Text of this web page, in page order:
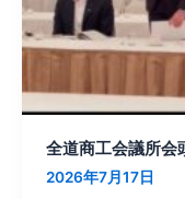
全道商工会議所会
2026年7月17日
所
会
懇
談